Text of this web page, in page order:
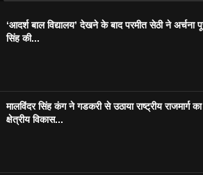
‘आदर्श बाल विद्यालय’ देखने के बाद परमीत सेठी ने अर्चना
सिंह की...
मालविंदर सिंह कंग ने गडकरी से उठाया राष्ट्रीय राजमार्ग का
क्षेत्रीय विकास...